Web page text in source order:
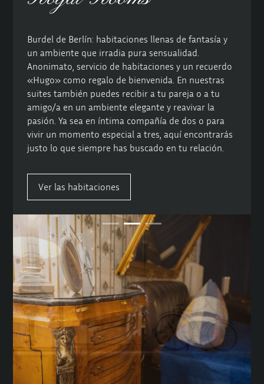
Burdel de Berlín: habitaciones llenas de fantasía y
un ambiente que irradia pura sensualidad.
Anonimato, servicio de habitaciones y un recuerdo
«Hugo» como regalo de bienvenida. En nuestras
suites también puedes recibir a tu pareja o a tu
amigo/a en un ambiente elegante y reavivar la
pasión. Ya sea en íntima compañía de dos o para
vivir un momento especial a tres, aquí encontrarás
justo lo que siempre has buscado en tu relación.
Ver las habitaciones